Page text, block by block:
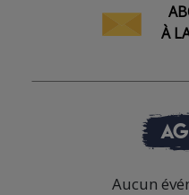
À
Aucun